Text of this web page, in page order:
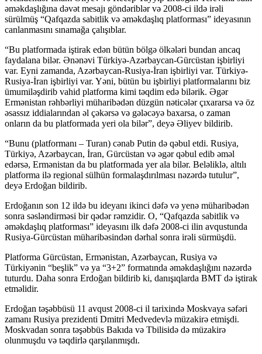
əməkdaşlığına dəvət mesajı göndəriblər və 2008-ci ildə irəli
sürülmüş “Qafqazda sabitlik və əməkdaşlıq platforması” ideyasının
canlanmasını sınamağa çalışıblar.
“Bu platformada iştirak edən bütün bölgə ölkələri bundan ancaq
faydalana bilər. Ənənəvi Türkiyə-Azərbaycan-Gürcüstan işbirliyi
var. Eyni zamanda, Azərbaycan-Rusiya-İran işbirliyi var. Türkiyə-
Rusiya-İran işbirliyi var. Yəni, bütün bu işbirliyi platformalarını biz
ümumiləşdirib vahid platforma kimi təqdim edə bilərik. Əgər
Ermənistan rəhbərliyi müharibədən düzgün nəticələr çıxararsa və öz
əsassız iddialarından əl çəkərsə və gələcəyə baxarsa, o zaman
onların da bu platformada yeri ola bilər”, deyə Əliyev bildirib.
“Bunu (platformanı – Turan) cənab Putin də qəbul etdi. Rusiya,
Türkiyə, Azərbaycan, İran, Gürcüstan və əgər qəbul edib əməl
edərsə, Ermənistan da bu platformada yer ala bilər. Beləliklə, altılı
platforma ilə regional sülhün formalaşdırılması nəzərdə tutulur”,
deyə Erdoğan bildirib.
Erdoğanın son 12 ildə bu ideyanı ikinci dəfə və yenə müharibədən
sonra səsləndirməsi bir qədər rəmzidir. O, “Qafqazda sabitlik və
əməkdaşlıq platforması” ideyasını ilk dəfə 2008-ci ilin avqustunda
Rusiya-Gürcüstan müharibəsindən dərhal sonra irəli sürmüşdü.
Platforma Gürcüstan, Ermənistan, Azərbaycan, Rusiya və
Türkiyənin “beşlik” və ya “3+2” formatında əməkdaşlığını nəzərdə
tuturdu. Daha sonra Erdoğan bildirib ki, danışıqlarda BMT də iştirak
etməlidir.
Erdoğan təşəbbüsü 11 avqust 2008-ci il tarixində Moskvaya səfəri
zamanı Rusiya prezidenti Dmitri Medvedevlə müzakirə etmişdi.
Moskvadan sonra təşəbbüs Bakıda və Tbilisidə də müzakirə
olunmuşdu və təqdirlə qarşılanmışdı.